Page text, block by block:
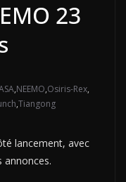
23
,NEEMO,Osiris-Rex,
,Tiangong
lancement, avec
annonces.